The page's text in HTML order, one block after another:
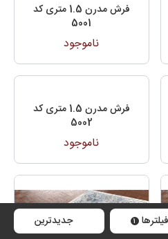
فیلترها 1 جدیدترین
فرش مدرن 1.5 متری کد
5001
ناموجود
فرش مدرن 1.5 متری کد
5002
ناموجود